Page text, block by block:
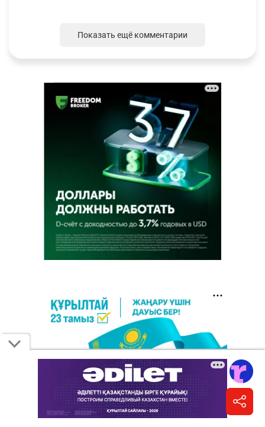
Показать ещё комментарии
официально
СОР и СОЧ не будут проводить в
начальных классах с 1 сентября. Чем их
заменят?